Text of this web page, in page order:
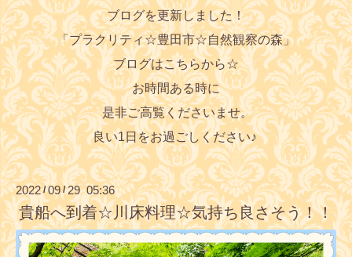
ブログを更新しました！
「プラクリティ☆豊田市☆自然観察の森」
ブログはこちらから☆
お時間ある時に
是非ご高覧くださいませ。
良い1日をお過ごしください♪
2022/09/29 05:36
貴船へ到着☆川床料理☆気持ち良さそう！！